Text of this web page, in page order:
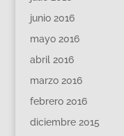
junio 2016
mayo 2016
abril 2016
marzo 2016
febrero 2016
diciembre 2015